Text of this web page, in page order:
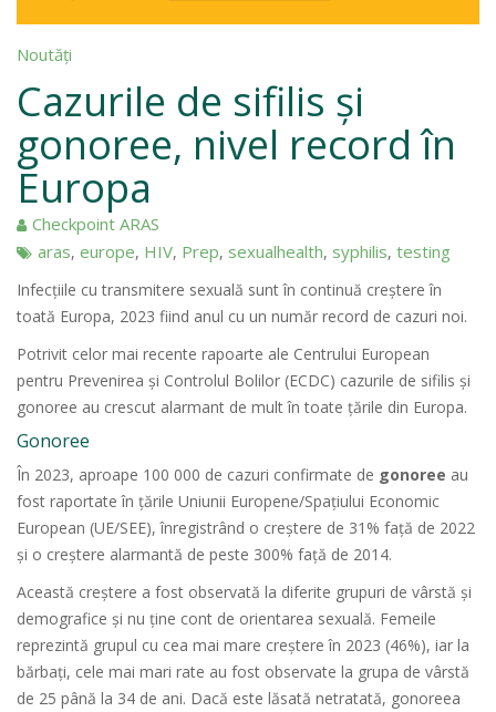
Noutăți
Cazurile de sifilis și
gonoree, nivel record în
Europa
Checkpoint ARAS
aras, europe, HIV, Prep, sexualhealth, syphilis, testing
Infecțiile cu transmitere sexuală sunt în continuă creștere în
toată Europa, 2023 fiind anul cu un număr record de cazuri noi.
Potrivit celor mai recente rapoarte ale Centrului European
pentru Prevenirea și Controlul Bolilor (ECDC) cazurile de sifilis și
gonoree au crescut alarmant de mult în toate țările din Europa.
Gonoree
În 2023, aproape 100 000 de cazuri confirmate de gonoree au
fost raportate în țările Uniunii Europene/Spațiului Economic
European (UE/SEE), înregistrând o creștere de 31% față de 2022
și o creștere alarmantă de peste 300% față de 2014.
Această creștere a fost observată la diferite grupuri de vârstă și
demografice și nu ține cont de orientarea sexuală. Femeile
reprezintă grupul cu cea mai mare creștere în 2023 (46%), iar la
bărbați, cele mai mari rate au fost observate la grupa de vârstă
de 25 până la 34 de ani. Dacă este lăsată netratată, gonoreea